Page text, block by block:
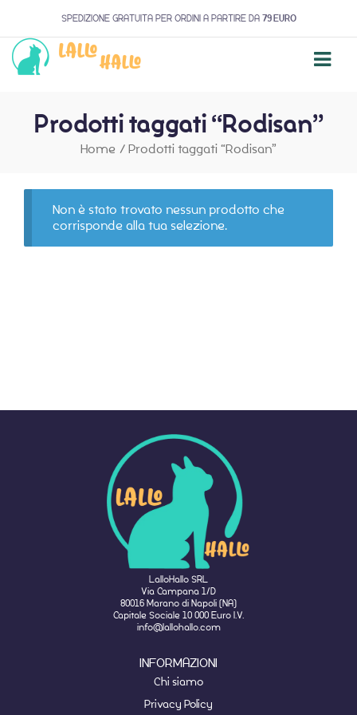
SPEDIZIONE GRATUITA PER ORDINI A PARTIRE DA 79 EURO
Prodotti taggati “Rodisan”
Home / Prodotti taggati “Rodisan”
Non è stato trovato nessun prodotto che
corrisponde alla tua selezione.
LalloHallo SRL
Via Campana 1/D
80016 Marano di Napoli (NA)
Capitale Sociale 10 000 Euro I.V.
info@lallohallo.com
INFORMAZIONI
Chi siamo
Privacy Policy